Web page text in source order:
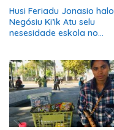
Husi Feriadu Jonasio halo
Negósiu Ki’ik Atu selu
nesesidade eskola no